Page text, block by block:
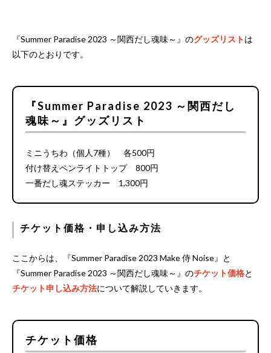
『Summer Paradise 2023 ～関西だし魂味～』のグッズリストは
以下のとおりです。
『Summer Paradise 2023 ～関西だし
魂味～』グッズリスト
ミニうちわ（個人7種） 各500円
付け替えペンライトトップ 800円
一番だし魂ステッカー 1,300円
チケット価格・申し込み方法
ここからは、『Summer Paradise 2023 Make 侍 Noise』と
『Summer Paradise 2023 ～関西だし魂味～』のチケット価格と
チケット申し込み方法について解説していきます。
チケット価格